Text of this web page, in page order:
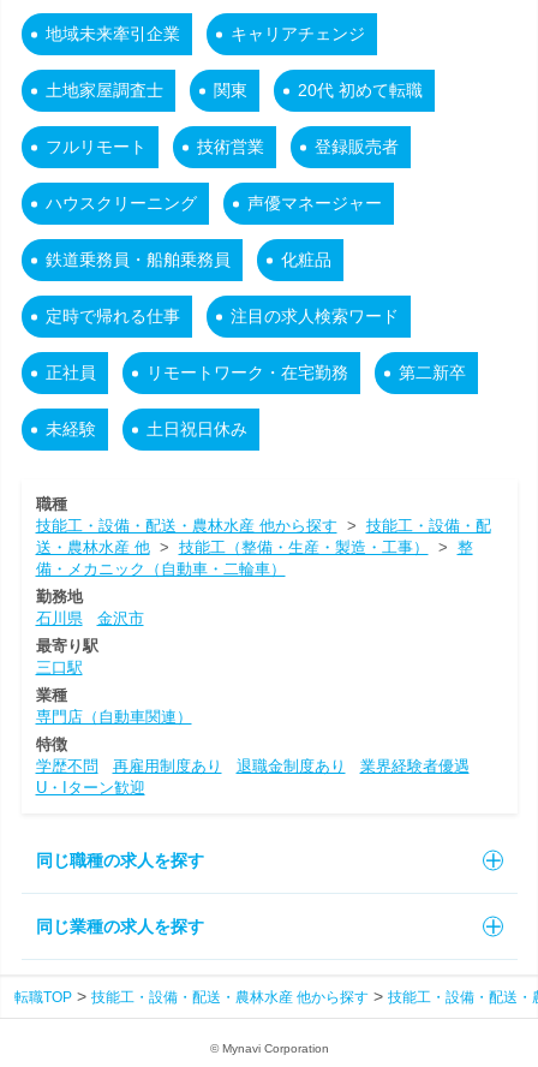
地域未来牽引企業 キャリアチェンジ
土地家屋調査士 関東 20代 初めて転職
フルリモート 技術営業 登録販売者
ハウスクリーニング 声優マネージャー
鉄道乗務員・船舶乗務員 化粧品
定時で帰れる仕事 注目の求人検索ワード
正社員 リモートワーク・在宅勤務 第二新卒
未経験 土日祝日休み
職種
技能工・設備・配送・農林水産 他から探す > 技能工・設備・配
送・農林水産 他> 技能工（整備・生産・製造・工事） > 整
備・メカニック（自動車・二輪車）
勤務地
石川県
金沢市
最寄り駅
三口駅
業種
専門店（自動車関連）
特徴
学歴不問
再雇用制度あり 退職金制度あり
業界経験者優遇
U・Iターン歓迎
同じ職種の求人を探す
同じ業種の求人を探す
転職TOP 技能工・設備・配送・農林水産 他から探す 技能工・設備・配送・
© Mynavi Corporation